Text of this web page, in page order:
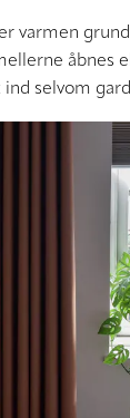
varmen
åbnes
selvom